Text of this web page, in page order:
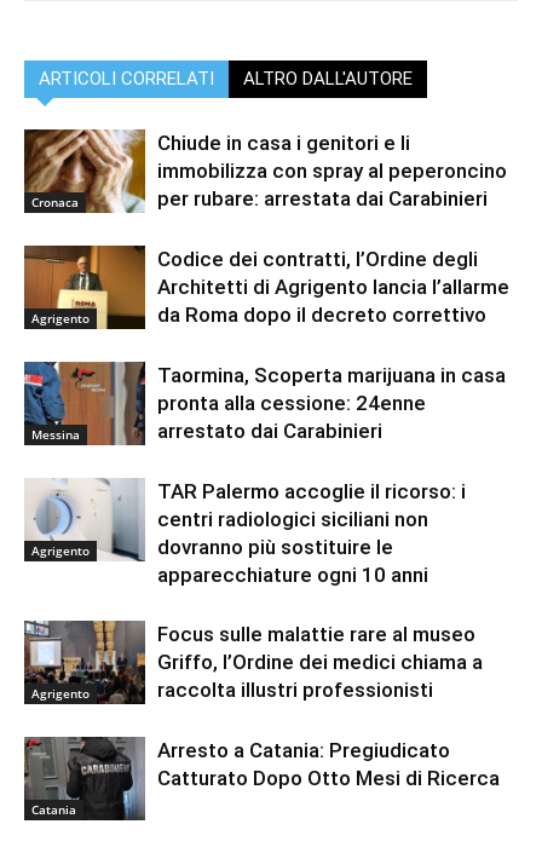
ARTICOLI CORRELATI ALTRO DALL'AUTORE
Cronaca
Chiude in casa i genitori e li
immobilizza con spray al peperoncino
per rubare: arrestata dai Carabinieri
Agrigento
Codice dei contratti, l’Ordine degli
Architetti di Agrigento lancia l’allarme
da Roma dopo il decreto correttivo
Messina
Taormina, Scoperta marijuana in casa
pronta alla cessione: 24enne
arrestato dai Carabinieri
Agrigento
TAR Palermo accoglie il ricorso: i
centri radiologici siciliani non
dovranno più sostituire le
apparecchiature ogni 10 anni
Agrigento
Focus sulle malattie rare al museo
Griffo, l’Ordine dei medici chiama a
raccolta illustri professionisti
Catania
Arresto a Catania: Pregiudicato
Catturato Dopo Otto Mesi di Ricerca